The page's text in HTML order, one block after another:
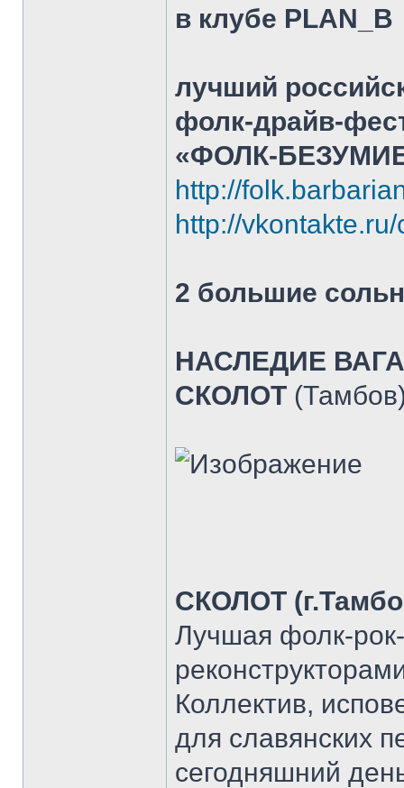
в клубе PLAN_B
лучший
фолк-драйв-
«ФОЛК-
http://
http://
2 большие
НАСЛЕДИЕ
СКОЛОТ
СКОЛОТ
Лучшая фолк-
Коллектив,
для славянских
сегодняшний